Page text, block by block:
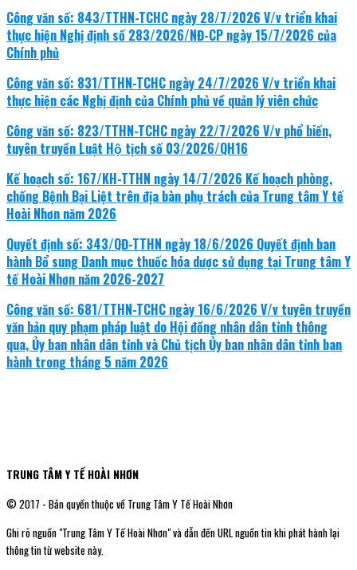
Công văn số: 843/TTHN-TCHC ngày 28/7/2026 V/v triển khai
thực hiện Nghị định số 283/2026/NĐ-CP ngày 15/7/2026 của
Chính phủ
Công văn số: 831/TTHN-TCHC ngày 24/7/2026 V/v triển khai
thực hiện các Nghị định của Chính phủ về quản lý viên chức
Công văn số: 823/TTHN-TCHC ngày 22/7/2026 V/v phổ biến,
tuyên truyền Luật Hộ tịch số 03/2026/QH16
Kế hoạch số: 167/KH-TTHN ngày 14/7/2026 Kế hoạch phòng,
chống Bệnh Bại Liệt trên địa bàn phụ trách của Trung tâm Y tế
Hoài Nhơn năm 2026
Quyết định số: 343/QĐ-TTHN ngày 18/6/2026 Quyết định ban
hành Bổ sung Danh mục thuốc hóa dược sử dụng tại Trung tâm Y
tế Hoài Nhơn năm 2026-2027
Công văn số: 681/TTHN-TCHC ngày 16/6/2026 V/v tuyên truyền
văn bản quy phạm pháp luật do Hội đồng nhân dân tỉnh thông
qua, Ủy ban nhân dân tỉnh và Chủ tịch Ủy ban nhân dân tỉnh ban
hành trong tháng 5 năm 2026
TRUNG TÂM Y TẾ HOÀI NHƠN
© 2017 - Bản quyền thuộc về Trung Tâm Y Tế Hoài Nhơn
Ghi rõ nguồn "Trung Tâm Y Tế Hoài Nhơn" và dẫn đến URL nguồn tin khi phát hành lại
thông tin từ website này.